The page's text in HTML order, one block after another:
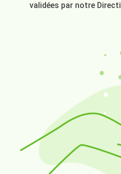
validées par notre